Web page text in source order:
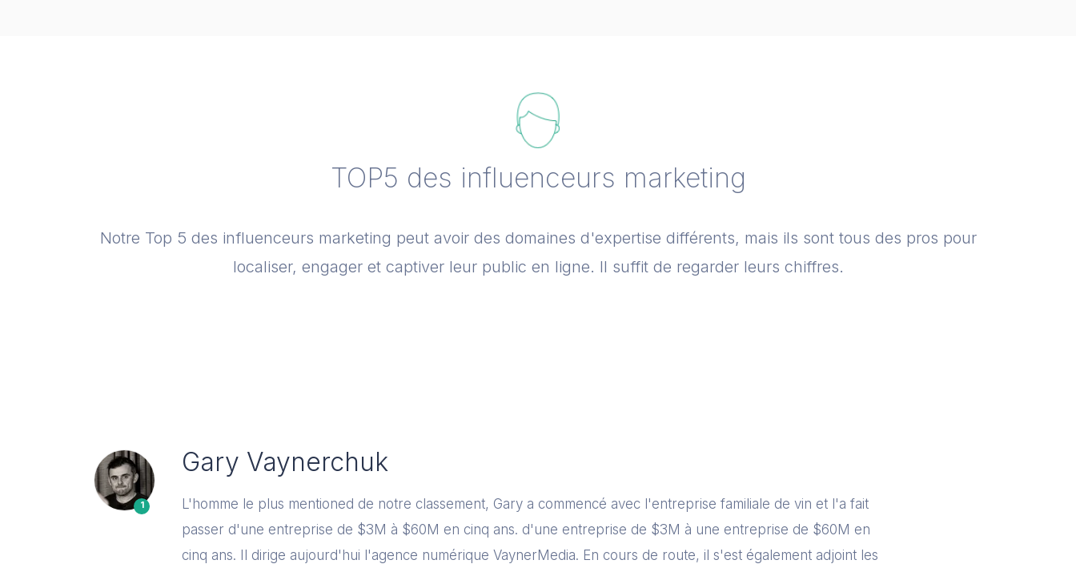
TOP5 des influenceurs marketing
Notre Top 5 des influenceurs marketing peut avoir des domaines d'expertise différents, mais ils sont tous des pros pour
localiser, engager et captiver leur public en ligne. Il suffit de regarder leurs chiffres.
1
Gary Vaynerchuk
L'homme le plus mentioned de notre classement, Gary a commencé avec l'entreprise familiale de vin et l'a fait
passer d'une entreprise de $3M à $60M en cinq ans. d'une entreprise de $3M à une entreprise de $60M en
cinq ans. Il dirige aujourd'hui l'agence numérique VaynerMedia. En cours de route, il s'est également adjoint les